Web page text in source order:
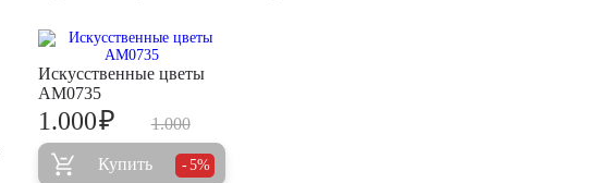
Искусственные цветы
AM0735
1.000
1.000₽
Купить 5%